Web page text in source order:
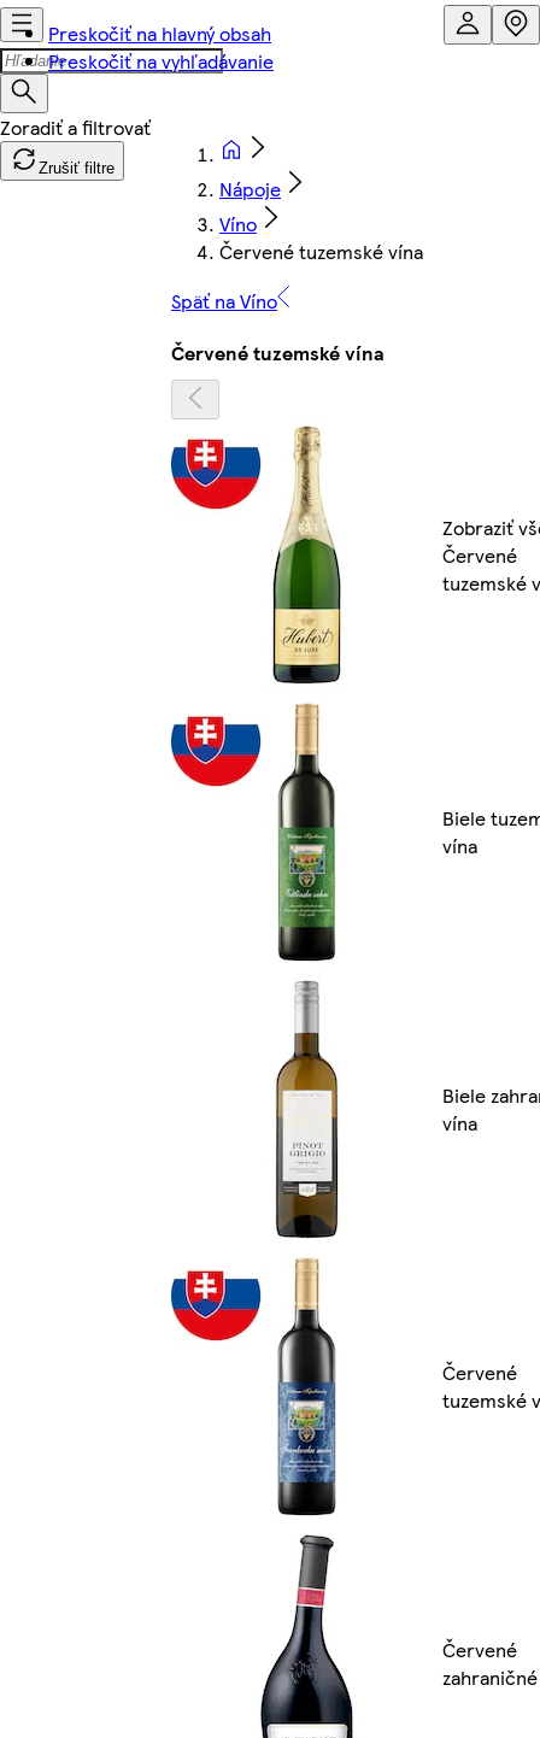
Preskočiť na hlavný obsah
Preskočiť na vyhľadávanie
Zrušiť filtre
Nápoje
Víno
Červené tuzemské vína
Späť na Víno
Červené tuzemské vína
Zobraziť
Červené
tuzemské
Biele
vína
Biele
vína
Červené
tuzemské
Červené